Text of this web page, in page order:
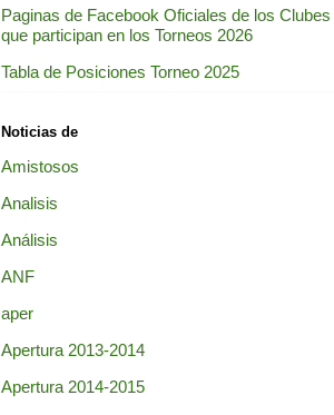
Paginas de Facebook Oficiales de los Clubes
que participan en los Torneos 2026
Tabla de Posiciones Torneo 2025
Noticias de
Amistosos
Analisis
Análisis
ANF
aper
Apertura 2013-2014
Apertura 2014-2015